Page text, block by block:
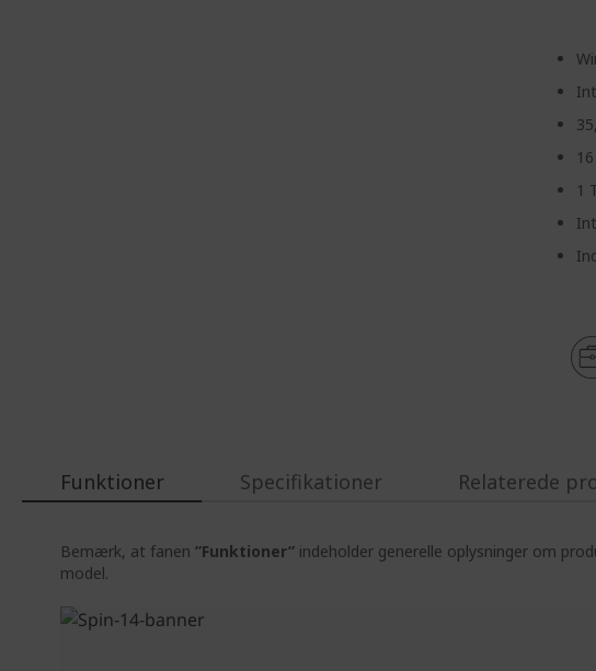
1
Funktioner
Bemærk, at fanen ”Funktioner” indeholder generelle oplysninger om
model.
Specifikationer Relaterede